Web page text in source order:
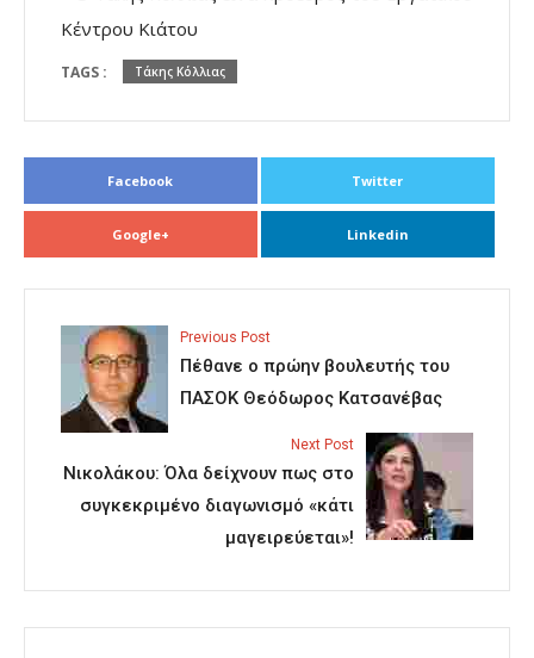
Κέντρου Κιάτου
TAGS : Τάκης Κόλλιας
Facebook Twitter
Google+ Linkedin
Previous Post
Πέθανε ο πρώην βουλευτής του
ΠΑΣΟΚ Θεόδωρος Κατσανέβας
Next Post
Νικολάκου: Όλα δείχνουν πως στο
συγκεκριμένο διαγωνισμό «κάτι
μαγειρεύεται»!